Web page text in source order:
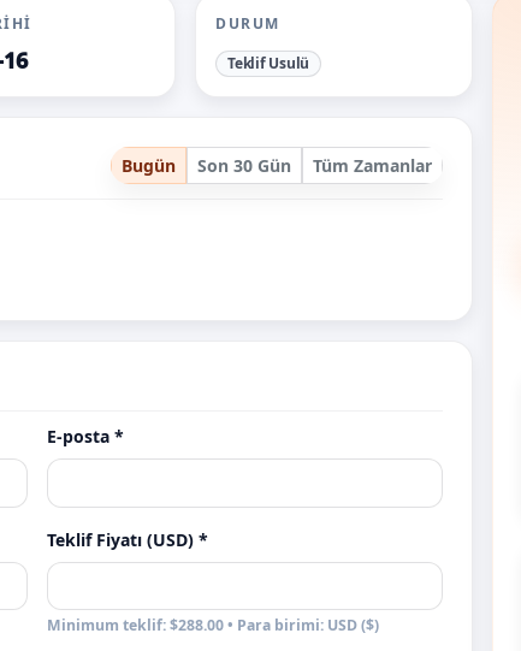
DURUM
Teklif Usulü
Bugün Son 30 Gün Tüm Zamanlar
E-posta *
Teklif Fiyatı (USD) *
Minimum teklif: $288.00 • Para birimi: USD ($)
Teklif acilisorganizasyonu.com Teklif agop.com.tr